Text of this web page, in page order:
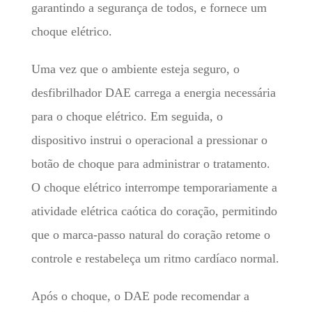
garantindo a segurança de todos, e fornece um
choque elétrico.
Uma vez que o ambiente esteja seguro, o
desfibrilhador DAE carrega a energia necessária
para o choque elétrico. Em seguida, o
dispositivo instrui o operacional a pressionar o
botão de choque para administrar o tratamento.
O choque elétrico interrompe temporariamente a
atividade elétrica caótica do coração, permitindo
que o marca-passo natural do coração retome o
controle e restabeleça um ritmo cardíaco normal.
Após o choque, o DAE pode recomendar a